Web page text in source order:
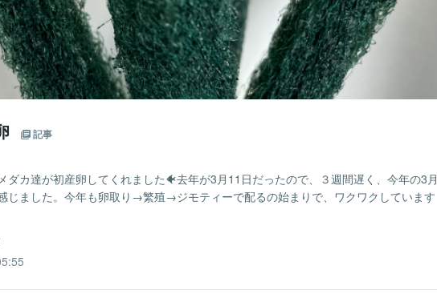
記事
ダカ達が初産卵してくれました🐠去年が3月11日だったので、３週間遅く、今年の3月
じました。今年も卵取り→繁殖→ジモティーで配るの始まりで、ワクワクしています